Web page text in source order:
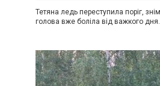
Тетяна ледь переступила поріг,
голова вже боліла від важкого